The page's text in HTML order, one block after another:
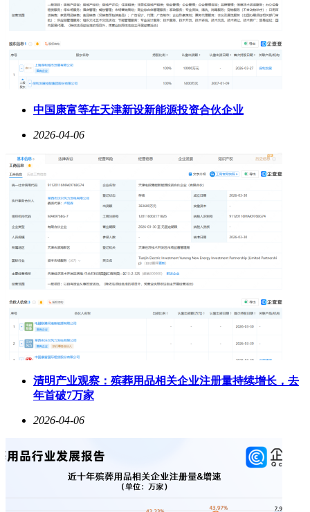
中国康富等在天津新设新能源投资合伙企业
2026-04-06
清明产业观察：殡葬用品相关企业注册量持续增长，去
年首破7万家
2026-04-06